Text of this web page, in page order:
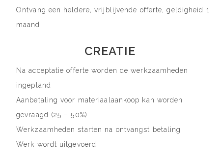
Ontvang een heldere, vrijblijvende offerte, geldigheid 1
maand
CREATIE
Na acceptatie offerte worden de werkzaamheden
ingepland
Aanbetaling voor materiaalaankoop kan worden
gevraagd (25 – 50%)
Werkzaamheden starten na ontvangst betaling
Werk wordt uitgevoerd.